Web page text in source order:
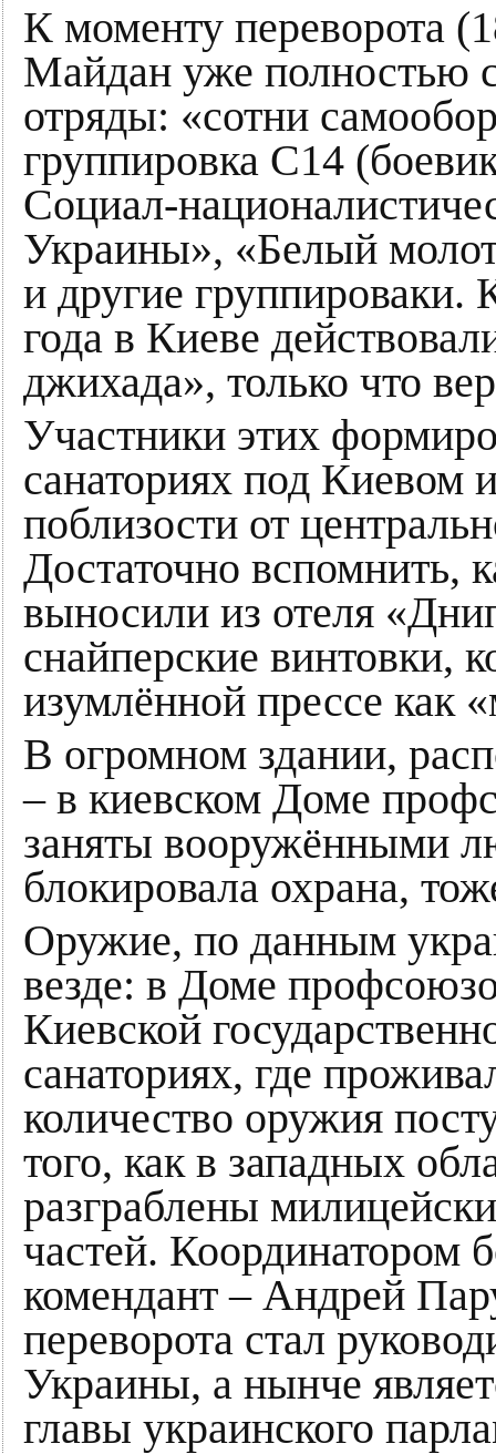
К моменту переворота
Майдан уже полностью
отряды: «сотни
группировка С14
Социал-
Украины», «Белый
и другие группироваки.
года в Киеве
джихада», только что
Участники этих
санаториях под Киевом
поблизости от
Достаточно вспомнить,
выносили из отеля
снайперские винтовки,
изумлённой прессе как
В огромном здании,
– в киевском Доме
заняты вооружёнными
блокировала охрана,
Оружие, по данным
везде: в Доме
Киевской
санаториях, где
количество оружия
того, как в западных
разграблены
частей. Координатором
комендант – Андрей
переворота стал
Украины, а нынче
главы украинского